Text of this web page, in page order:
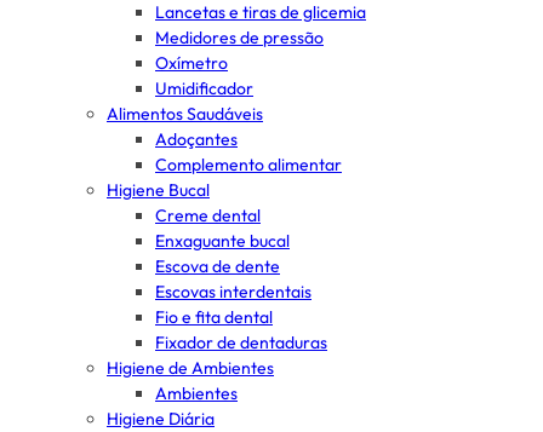
Lancetas e tiras de glicemia
Medidores de pressão
Oxímetro
Umidificador
Alimentos Saudáveis
Adoçantes
Complemento alimentar
Higiene Bucal
Creme dental
Enxaguante bucal
Escova de dente
Escovas interdentais
Fio e fita dental
Fixador de dentaduras
Higiene de Ambientes
Ambientes
Higiene Diária